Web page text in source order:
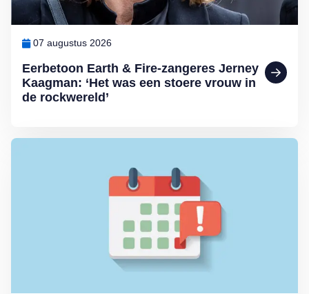
Eerbetoon Earth & Fire-zangeres Jerney
Kaagman: ‘Het was een stoere vrouw in
de rockwereld’
07 augustus 2026
Lees meer over Wijziging bij het melden van een niet ontvangen